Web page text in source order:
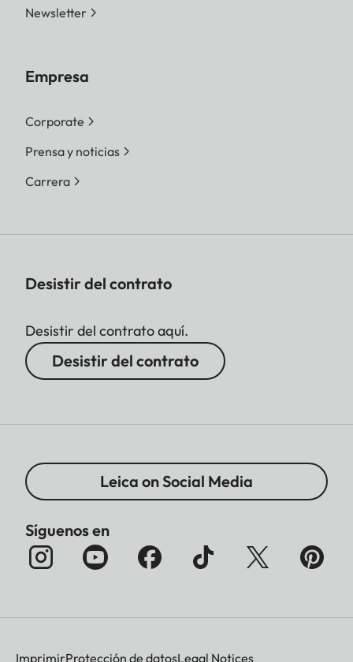
Newsletter
Empresa
Corporate
Prensa y noticias
Carrera
Desistir del contrato
Desistir del contrato aquí.
Desistir del contrato
Leica on Social Media
Síguenos en
ImprimirProtección de datosLegal Notices